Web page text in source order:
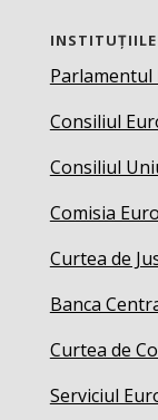
INSTITUȚIILE
Parlamentul
Consiliul
Consiliul
Comisia
Curtea de
Banca
Curtea de
Serviciul